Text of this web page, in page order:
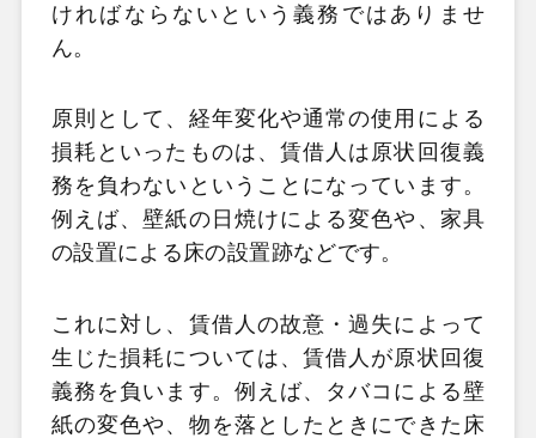
ければならないという義務ではありませ
ん。
原則として、経年変化や通常の使用による
損耗といったものは、賃借人は原状回復義
務を負わないということになっています。
例えば、壁紙の日焼けによる変色や、家具
の設置による床の設置跡などです。
これに対し、賃借人の故意・過失によって
生じた損耗については、賃借人が原状回復
義務を負います。例えば、タバコによる壁
紙の変色や、物を落としたときにできた床